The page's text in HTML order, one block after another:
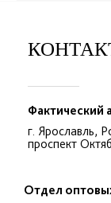
Фактический
г. Ярославль,
проспект
Отдел